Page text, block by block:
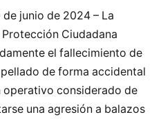
junio de 2024 – La
Ciudadana
el fallecimiento de
de forma accidental
operativo considerado de
una agresión a balazos